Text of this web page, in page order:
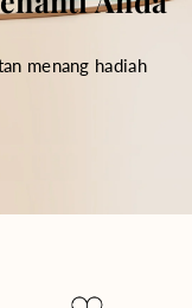
menang hadiah